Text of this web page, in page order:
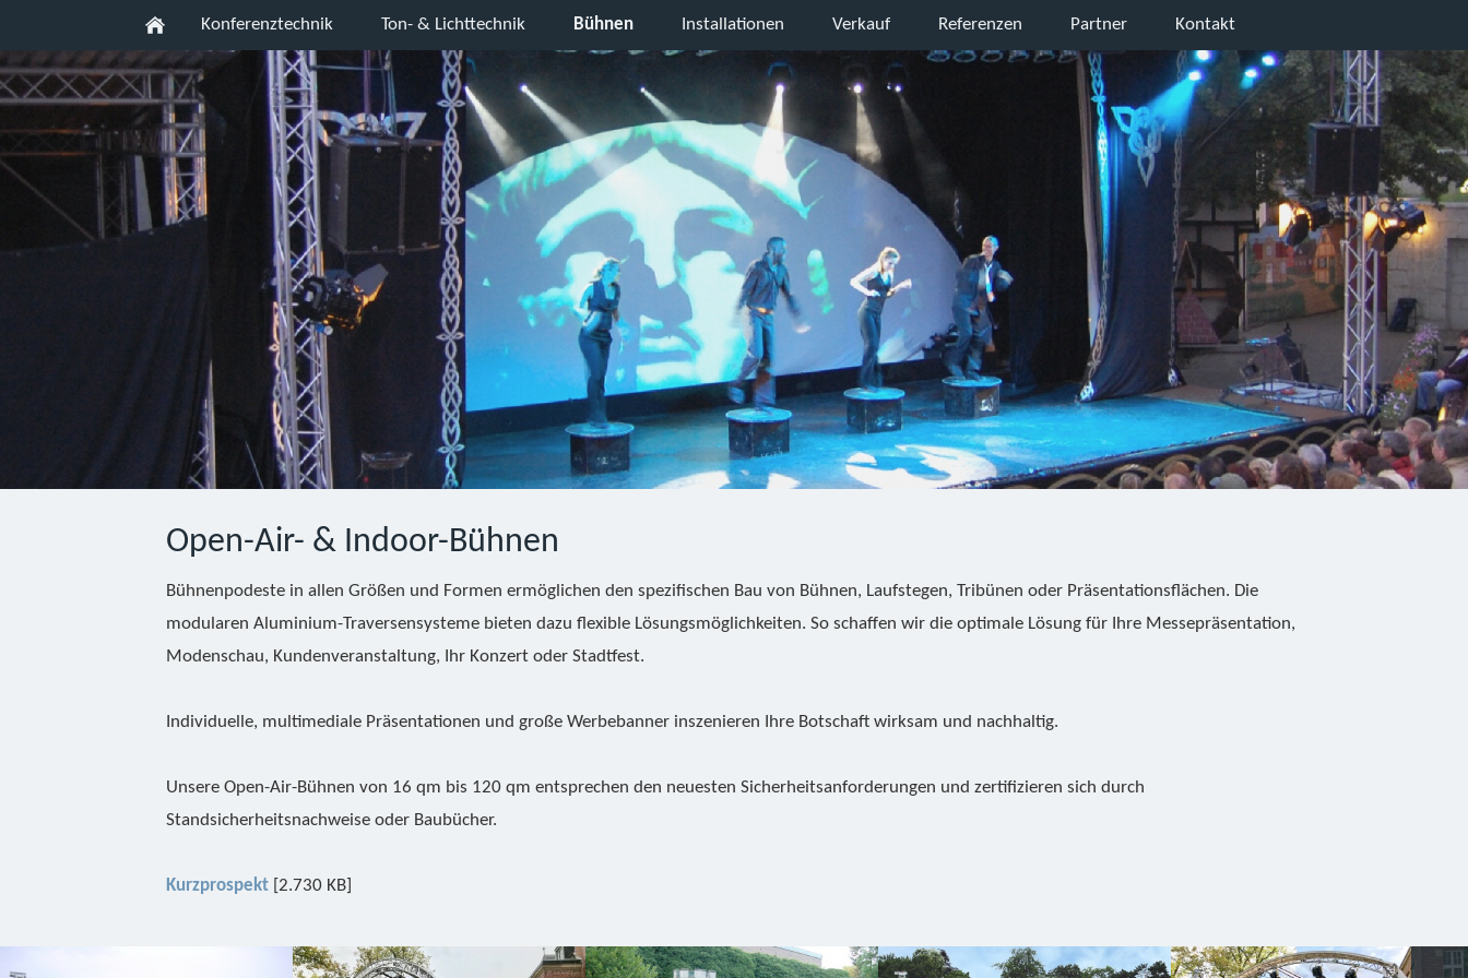
Konferenztechnik Ton- & Lichttechnik Bühnen Installationen Verkauf Referenzen Partner Kontakt
Open-Air- & Indoor-Bühnen
Bühnenpodeste in allen Größen und Formen ermöglichen den spezifischen Bau von Bühnen, Laufstegen, Tribünen oder Präsentationsflächen. Die
modularen Aluminium-Traversensysteme bieten dazu flexible Lösungsmöglichkeiten. So schaffen wir die optimale Lösung für Ihre Messepräsentation,
Modenschau, Kundenveranstaltung, Ihr Konzert oder Stadtfest.
Individuelle, multimediale Präsentationen und große Werbebanner inszenieren Ihre Botschaft wirksam und nachhaltig.
Unsere Open-Air-Bühnen von 16 qm bis 120 qm entsprechen den neuesten Sicherheitsanforderungen und zertifizieren sich durch
Standsicherheitsnachweise oder Baubücher.
Kurzprospekt [2.730 KB]